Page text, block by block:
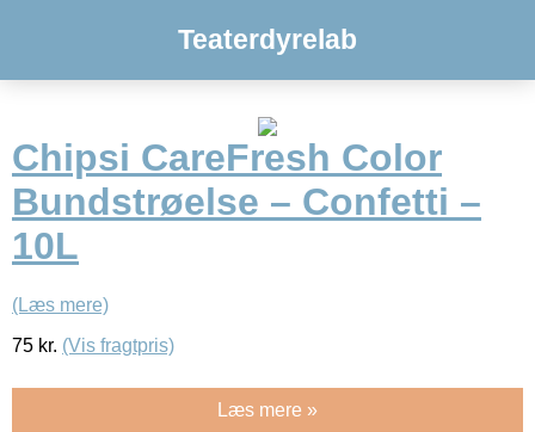
Teaterdyrelab
Chipsi CareFresh Color
Bundstrøelse – Confetti –
10L
(Læs mere)
75 kr. (Vis fragtpris)
Læs mere »